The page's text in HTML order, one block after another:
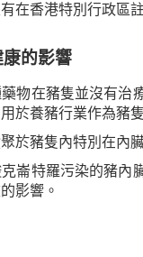
在香港特別行政區
的影響
物在豬隻並沒有治
於養豬行業作為豬
於豬隻內特別在內
崙特羅污染的豬內
影響。